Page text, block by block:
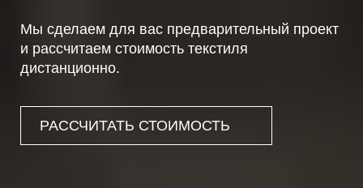
Мы сделаем для вас предварительный проект
и рассчитаем стоимость текстиля
дистанционно.
РАССЧИТАТЬ СТОИМОСТЬ